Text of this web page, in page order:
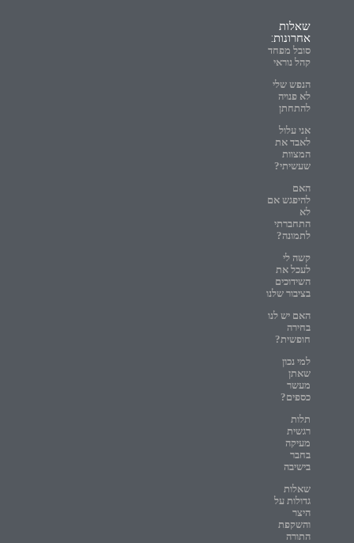
שאלות
אחרונות:
סובל מפחד
קהל נוראי
הנפש שלי
לא פנויה
להתחתן
אני עלול
לאבד את
המצוות
שעשיתי?
האם
להיפגש אם
לא
התחברתי
לתמונה?
קשה לי
לעכל את
השידוכים
בציבור שלנו
האם יש לנו
בחירה
חופשית?
למי נכון
שאתן
מעשר
כספים?
תלות
רגשית
מעיקה
בחבר
בישיבה
שאלות
גדולות על
היצר
והשקפת
התורה